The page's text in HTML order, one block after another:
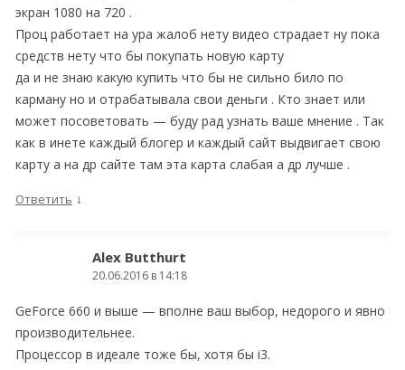
экран 1080 на 720 .
Проц работает на ура жалоб нету видео страдает ну пока
средств нету что бы покупать новую карту
да и не знаю какую купить что бы не сильно било по
карману но и отрабатывала свои деньги . Кто знает или
может посоветовать — буду рад узнать ваше мнение . Так
как в инете каждый блогер и каждый сайт выдвигает свою
карту а на др сайте там эта карта слабая а др лучше .
Ответить ↓
Alex Butthurt
20.06.2016 в 14:18
GeForce 660 и выше — вполне ваш выбор, недорого и явно
производительнее.
Процессор в идеале тоже бы, хотя бы i3.